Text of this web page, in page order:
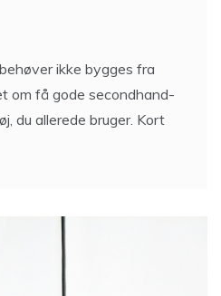
ikke bygges fra
om få gode secondhand-
du allerede bruger. Kort